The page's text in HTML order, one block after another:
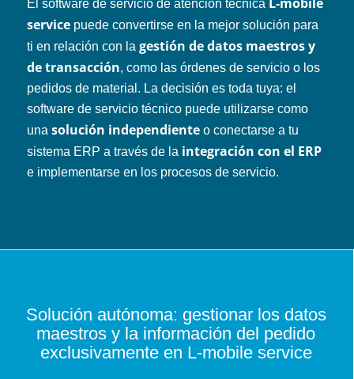
El software de servicio de atención técnica L-mobile
servicepuede convertirse en la mejor solución para
ti en relación con la gestión de datos maestros y
de transacción, como las órdenes de servicio o los
pedidos de material. La decisión es toda tuya: el
software de servicio técnico puede utilizarse como
una solución independienteo conectarse a tu
sistema ERP a través de la integración con el ERP
e implementarse en los procesos de servicio.
Solución autónoma: gestionar los datos
maestros y la información del pedido
exclusivamente en L-mobile service